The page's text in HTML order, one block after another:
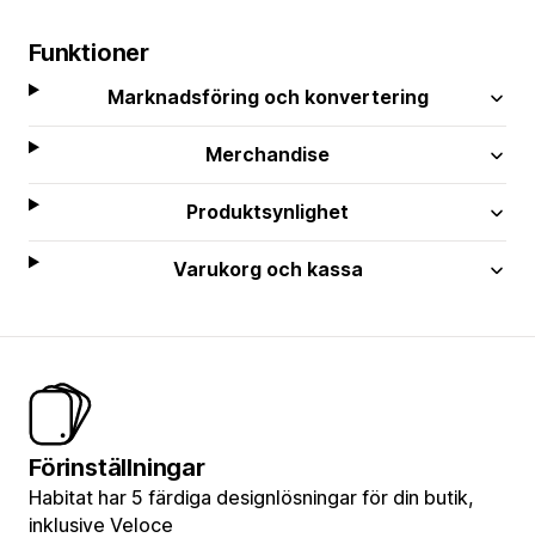
Funktioner
Marknadsföring och konvertering
Merchandise
Produktsynlighet
Varukorg och kassa
Förinställningar
Habitat har 5 färdiga designlösningar för din butik,
inklusive Veloce